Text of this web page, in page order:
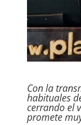
Con la
habituales
cerrando el
promete